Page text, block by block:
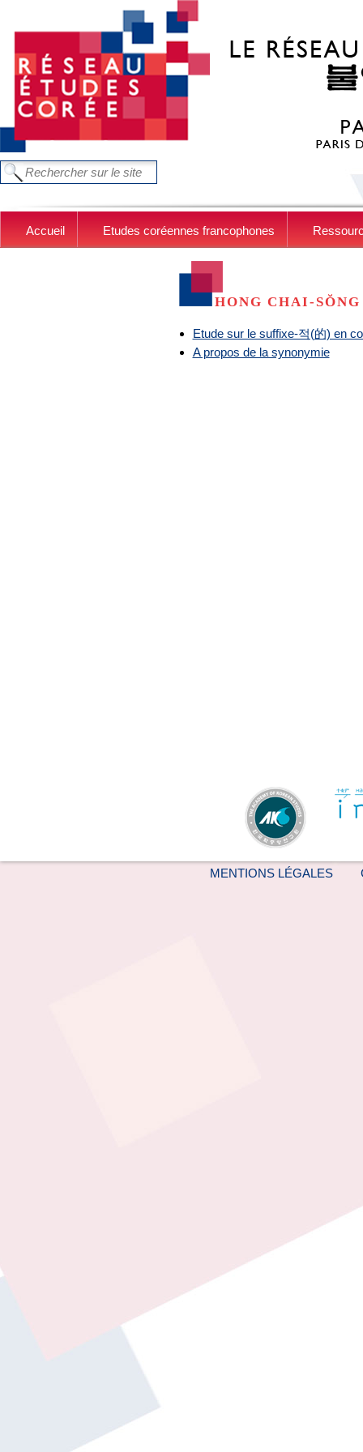
Aller au contenu principal
FORMULAIRE DE RECHERCHE
Chercher dans ce site
Accueil Etudes coréennes francophones
HONG CHAI-SŎNG
Etude sur le suffixe-적(的) en
A propos de la synonymie
MENTIONS LÉGALES